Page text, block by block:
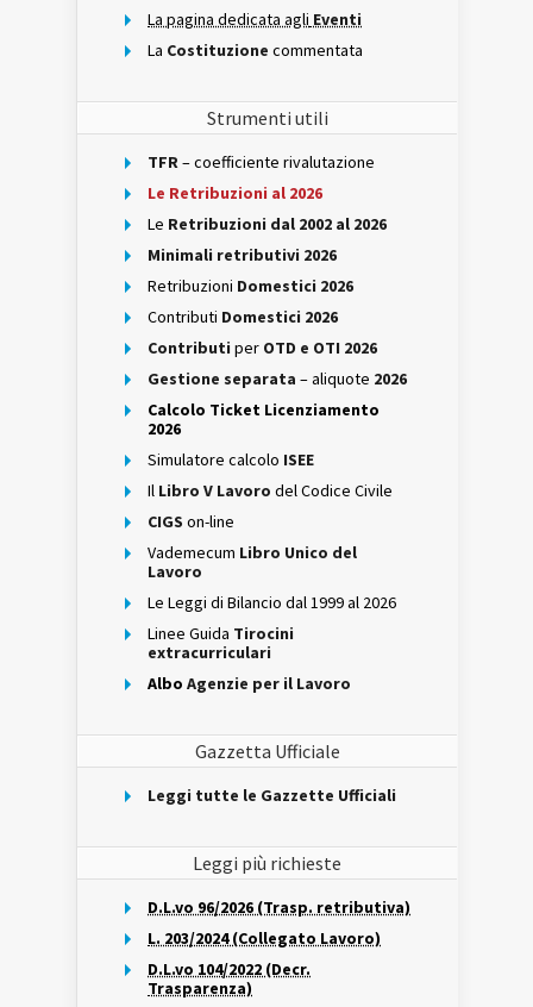
La pagina dedicata agli Eventi
La Costituzione commentata
Strumenti utili
TFR– coefficiente rivalutazione
Le Retribuzioni al 2026
Le Retribuzioni dal 2002 al 2026
Minimali retributivi 2026
Retribuzioni Domestici 2026
Contributi Domestici 2026
Contributi per OTD e OTI 2026
Gestione separata – aliquote 2026
Calcolo Ticket Licenziamento
2026
Simulatore calcolo ISEE
Il Libro V Lavoro del Codice Civile
CIGS on-line
Vademecum Libro Unico del
Lavoro
Le Leggi di Bilancio dal 1999 al 2026
Linee Guida Tirocini
extracurriculari
Albo Agenzie per il Lavoro
Gazzetta Ufficiale
Leggi tutte le Gazzette Ufficiali
Leggi più richieste
D.L.vo 96/2026 (Trasp. retributiva)
L. 203/2024 (Collegato Lavoro)
D.L.vo 104/2022 (Decr.
Trasparenza)